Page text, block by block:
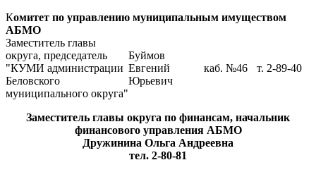
Комитет по управлению муниципальным имуществом
АБМО
Заместитель главы
округа, председатель
"КУМИ администрации
Беловского
муниципального округа"
Буймов
Евгений
Юрьевич
каб. №46 т. 2-89-40
Заместитель главы округа по финансам, начальник
финансового управления АБМО
Дружинина Ольга Андреевна
тел. 2-80-81